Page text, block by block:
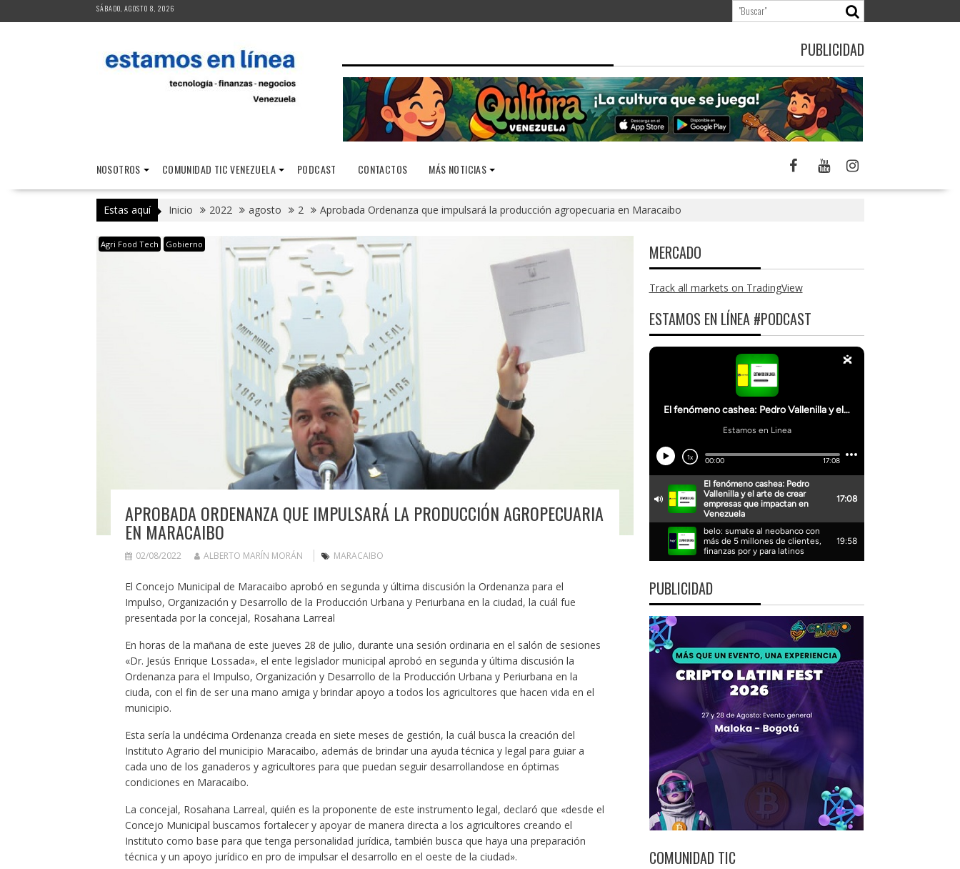
al
SÁBADO, AGOSTO 8, 2026
PUBLICIDAD
NOSOTROS COMUNIDAD TIC VENEZUELA PODCAST CONTACTOS MÁS NOTICIAS
Estas aquí Inicio 2022 agosto 2 Aprobada Ordenanza que impulsará la producción agropecuaria en Maracaibo
Agri Food Tech Gobierno
APROBADA ORDENANZA QUE IMPULSARÁ LA PRODUCCIÓN AGROPECUARIA
EN MARACAIBO
02/08/2022 ALBERTO MARÍN MORÁN MARACAIBO
El Concejo Municipal de Maracaibo aprobó en segunda y última discusión la Ordenanza para el
Impulso, Organización y Desarrollo de la Producción Urbana y Periurbana en la ciudad, la cuál fue
presentada por la concejal, Rosahana Larreal
En horas de la mañana de este jueves 28 de julio, durante una sesión ordinaria en el salón de sesiones
«Dr. Jesús Enrique Lossada», el ente legislador municipal aprobó en segunda y última discusión la
Ordenanza para el Impulso, Organización y Desarrollo de la Producción Urbana y Periurbana en la
ciuda, con el fin de ser una mano amiga y brindar apoyo a todos los agricultores que hacen vida en el
municipio.
Esta sería la undécima Ordenanza creada en siete meses de gestión, la cuál busca la creación del
Instituto Agrario del municipio Maracaibo, además de brindar una ayuda técnica y legal para guiar a
cada uno de los ganaderos y agricultores para que puedan seguir desarrollandose en óptimas
condiciones en Maracaibo.
La concejal, Rosahana Larreal, quién es la proponente de este instrumento legal, declaró que «desde el
Concejo Municipal buscamos fortalecer y apoyar de manera directa a los agricultores creando el
Instituto como base para que tenga personalidad jurídica, también busca que haya una preparación
técnica y un apoyo jurídico en pro de impulsar el desarrollo en el oeste de la ciudad».
MERCADO
Track all markets on TradingView
ESTAMOS EN LÍNEA #PODCAST
PUBLICIDAD
COMUNIDAD TIC